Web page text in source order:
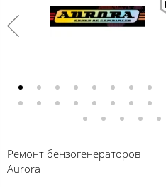
Ремонт бензогенераторов
Aurora